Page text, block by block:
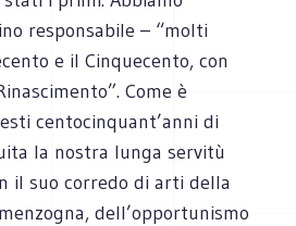
responsabile – “molti
e il Cinquecento, con
Come è
centocinquant’anni di
la nostra lunga servitù
il suo corredo di arti della
dell’opportunismo